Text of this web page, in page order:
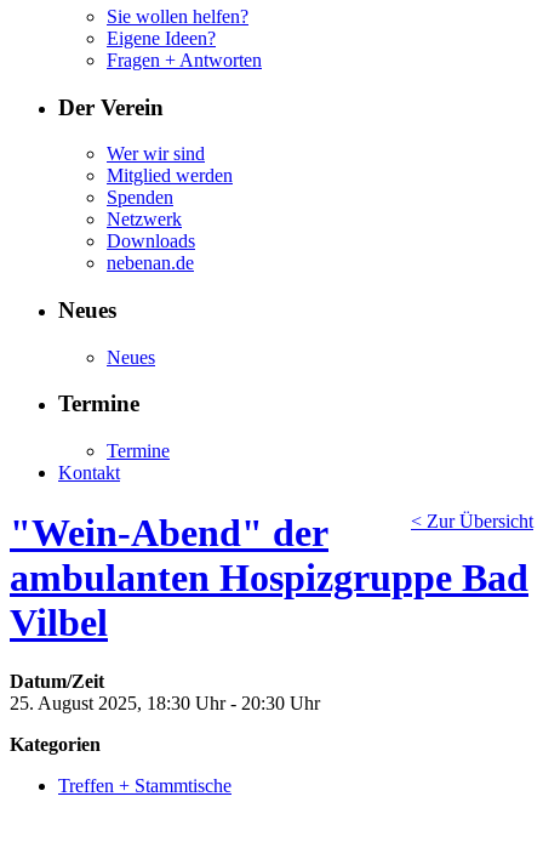
Sie wollen helfen?
Eigene Ideen?
Fragen + Antworten
Der Verein
Wer wir sind
Mitglied werden
Spenden
Netzwerk
Downloads
nebenan.de
Neues
Neues
Termine
Termine
Kontakt
< Zur Übersicht
"Wein-Abend" der
ambulanten Hospizgruppe Bad
Vilbel
Datum/Zeit
25. August 2025, 18:30 Uhr - 20:30 Uhr
Kategorien
Treffen + Stammtische